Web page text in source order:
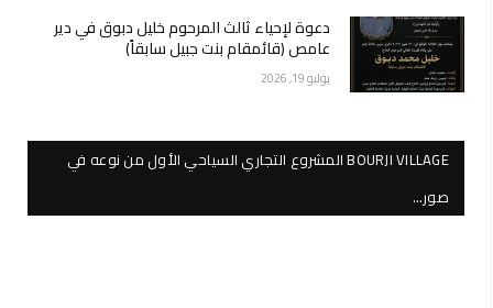
دعوة لإحياء ثالث المرحوم خليل دبوق في دير
عامص (قائمقام بنت جبيل سابقاً)
يوليو 19, 2026
BOURJI VILLAGE المشروع التجاري السياحي الأول من نوعه في
صور…